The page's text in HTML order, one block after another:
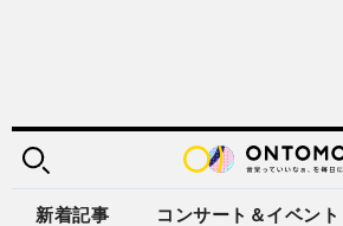
新着記事 コンサート＆イベント